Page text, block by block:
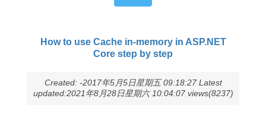
How to use Cache in-memory in ASP.NET
Core step by step
Created: -2017年5月5日星期五 09:18:27 Latest
updated:2021年8月28日星期六 10:04:07 views(8237)